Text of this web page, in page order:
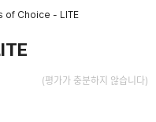
of Choice - LITE
(평가가 충분하지 않습니다)